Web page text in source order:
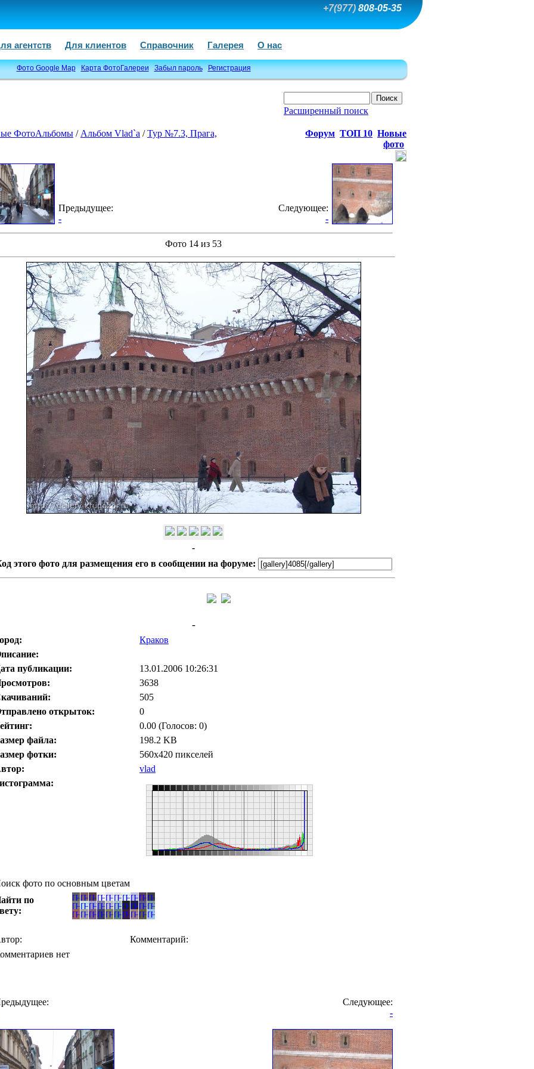
+7(977) 808-05-35
агентств Для клиентов Справочник Галерея О нас
Фото Google Map Карта ФотоГалереи Забыл пароль Регистрация
Расширенный поиск
ФотоАльбомы / Альбом Vlad`a /Тур №7.3, Прага,
Форум ТОП 10 Новые
фото
Предыдущее:
-
Следующее:
-
Фото 14 из 53
-
этого фото для размещения его в сообщении на форуме:
-
Краков
публикации:
13.01.2006 10:26:31
3638
505
открыток:
0
0.00 (Голосов: 0)
файла:
198.2 KB
фотки:
560x420 пикселей
vlad
фото по основным цветам
по
Комментарий:
нет
Следующее:
-